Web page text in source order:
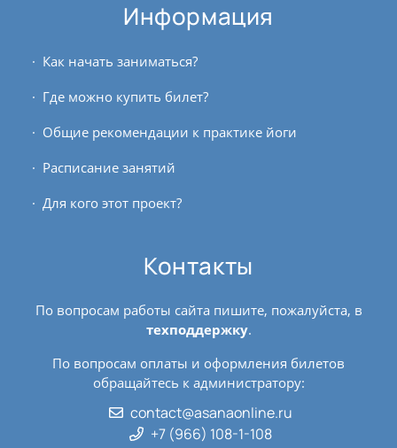
Информация
Как начать заниматься?
Где можно купить билет?
Общие рекомендации к практике йоги
Расписание занятий
Для кого этот проект?
Контакты
По вопросам работы сайта пишите, пожалуйста, в
техподдержку.
По вопросам оплаты и оформления билетов
обращайтесь к администратору:
contact@asanaonline.ru
+7 (966) 108-1-108